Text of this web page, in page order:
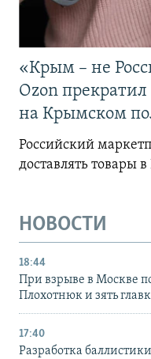
«Крым – не
Ozon
на Крымском
Российский
доставлять товары
НОВОСТИ
18:44
При взрыве в Москве
Плохотнюк и зять
17:40
Разработка